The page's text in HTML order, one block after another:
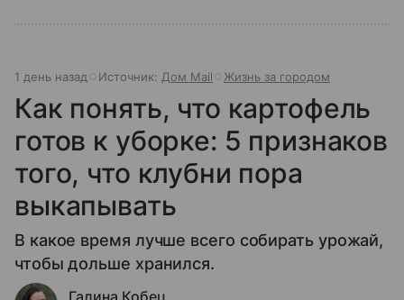
1 день назад Источник: Дом Mail Жизнь за городом
Как понять, что картофель
готов к уборке: 5 признаков
того, что клубни пора
выкапывать
В какое время лучше всего собирать урожай,
чтобы дольше хранился.
Галина Кобец